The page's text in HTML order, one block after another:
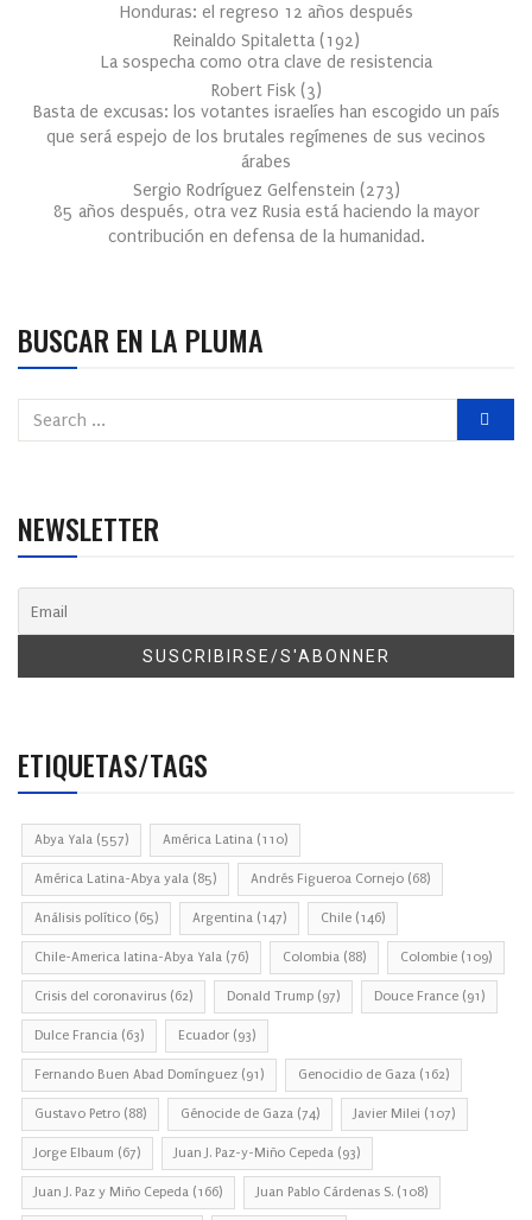
Honduras: el regreso 12 años después
Reinaldo Spitaletta (192)
La sospecha como otra clave de resistencia
Robert Fisk (3)
Basta de excusas: los votantes israelíes han escogido un país
que será espejo de los brutales regímenes de sus vecinos
árabes
Sergio Rodríguez Gelfenstein (273)
85 años después, otra vez Rusia está haciendo la mayor
contribución en defensa de la humanidad.
BUSCAR EN LA PLUMA
NEWSLETTER
ETIQUETAS/TAGS
Abya Yala (557) América Latina (110)
América Latina-Abya yala (85) Andrés Figueroa Cornejo (68)
Análisis político (65) Argentina (147) Chile (146)
Chile-America latina-Abya Yala (76) Colombia (88) Colombie (109)
Crisis del coronavirus (62) Donald Trump (97) Douce France (91)
Dulce Francia (63) Ecuador (93)
Fernando Buen Abad Domínguez (91) Genocidio de Gaza (162)
Gustavo Petro (88) Génocide de Gaza (74) Javier Milei (107)
Jorge Elbaum (67) Juan J. Paz-y-Miño Cepeda (93)
Juan J. Paz y Miño Cepeda (166) Juan Pablo Cárdenas S. (108)